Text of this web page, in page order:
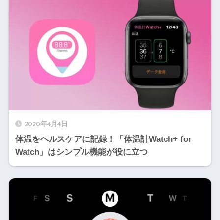
2020年4月4日
体温をヘルスケアに記録！「体温計Watch+ for
Watch」はシンプル機能が役に立つ